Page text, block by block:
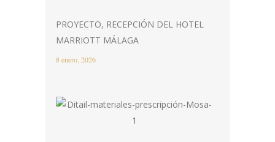
PROYECTO, RECEPCIÓN DEL HOTEL
MARRIOTT MÁLAGA
8 enero, 2026